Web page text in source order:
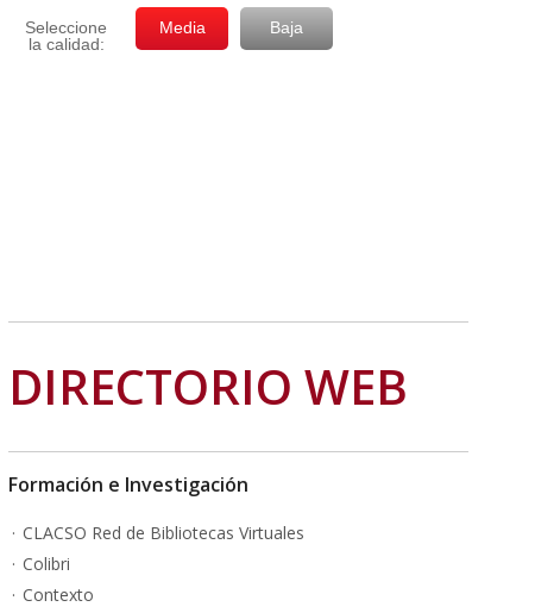
DIRECTORIO WEB
Formación e Investigación
CLACSO Red de Bibliotecas Virtuales
Colibri
Contexto